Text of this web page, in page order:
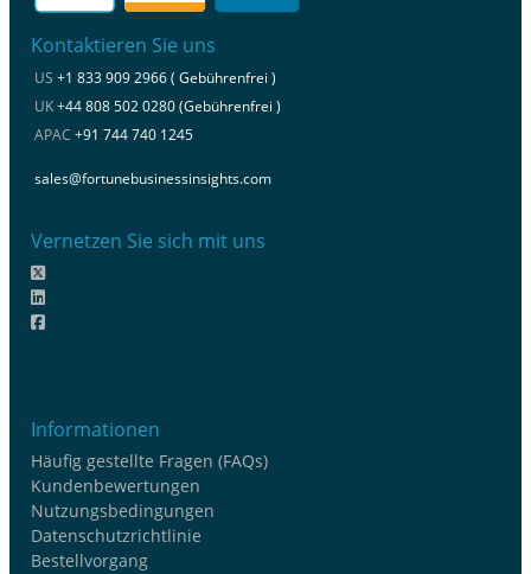
Kontaktieren Sie uns
US +1 833 909 2966 ( Gebührenfrei )
UK+44 808 502 0280 (Gebührenfrei )
APAC +91 744 740 1245
sales@fortunebusinessinsights.com
Vernetzen Sie sich mit uns
Informationen
Häufig gestellte Fragen (FAQs)
Kundenbewertungen
Nutzungsbedingungen
Datenschutzrichtlinie
Bestellvorgang